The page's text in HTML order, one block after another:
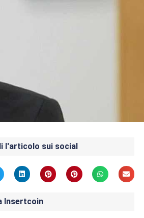
l'articolo sui social
Insertcoin